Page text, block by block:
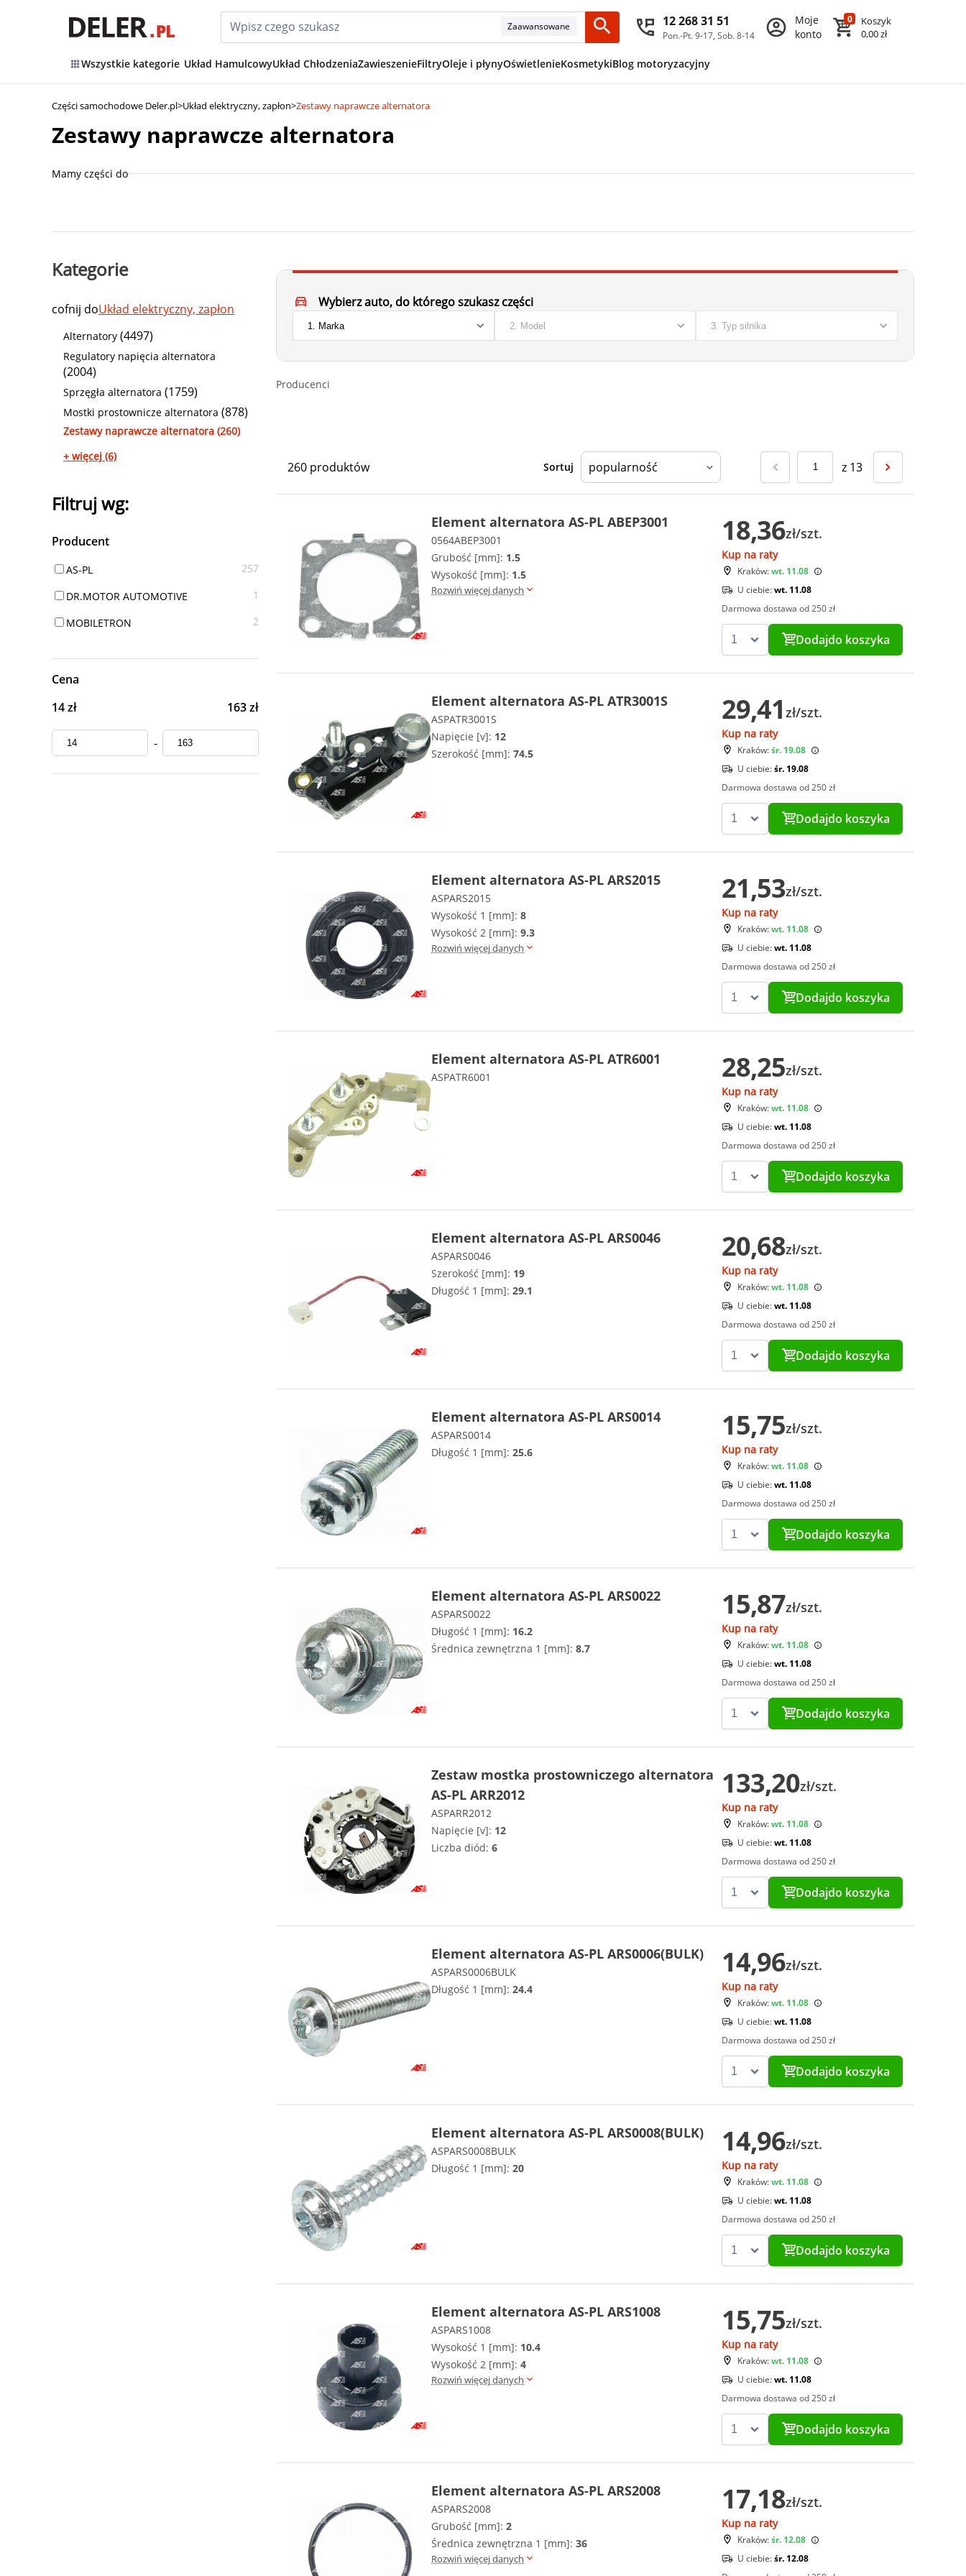
Zaawansowane 12 268 31 51
Pon.-Pt. 9-17, Sob. 8-14
Moje
konto
0
Koszyk
0,00 zł
Wszystkie kategorie Układ HamulcowyUkład ChłodzeniaZawieszenieFiltryOleje i płynyOświetlenieKosmetykiBlog motoryzacyjny
Części samochodowe Deler.pl>Układ elektryczny, zapłon>Zestawy naprawcze alternatora
Zestawy naprawcze alternatora
Mamy części do
Kategorie
cofnij doUkład elektryczny, zapłon
Alternatory (4497)
Regulatory napięcia alternatora
(2004)
Sprzęgła alternatora (1759)
Mostki prostownicze alternatora (878)
Zestawy naprawcze alternatora (260)
+ więcej (6)
Filtruj wg:
Producent
AS-PL 257
DR.MOTOR AUTOMOTIVE 1
MOBILETRON 2
Cena
14 zł
163 zł
-
Wybierz auto, do którego szukasz części
Producenci
260 produktów Sortuj z 13
Element alternatora AS-PL ABEP3001
0564ABEP3001
Grubość [mm]: 1.5
Wysokość [mm]: 1.5
Rozwiń więcej danych
18,36zł/szt.
Kup na raty
Kraków:wt. 11.08
U ciebie:wt. 11.08
Darmowa dostawa od 250 zł
Dodajdo koszyka
Element alternatora AS-PL ATR3001S
ASPATR3001S
Napięcie [v]: 12
Szerokość [mm]: 74.5
29,41 zł/szt.
Kup na raty
Kraków:śr. 19.08
U ciebie:śr. 19.08
Darmowa dostawa od 250 zł
Dodajdo koszyka
Element alternatora AS-PL ARS2015
ASPARS2015
Wysokość 1 [mm]: 8
Wysokość 2 [mm]: 9.3
Rozwiń więcej danych
21,53zł/szt.
Kup na raty
Kraków:wt. 11.08
U ciebie:wt. 11.08
Darmowa dostawa od 250 zł
Dodajdo koszyka
Element alternatora AS-PL ATR6001
ASPATR6001 28,25zł/szt.
Kup na raty
Kraków:wt. 11.08
U ciebie:wt. 11.08
Darmowa dostawa od 250 zł
Dodajdo koszyka
Element alternatora AS-PL ARS0046
ASPARS0046
Szerokość [mm]: 19
Długość 1 [mm]: 29.1
20,68zł/szt.
Kup na raty
Kraków:wt. 11.08
U ciebie:wt. 11.08
Darmowa dostawa od 250 zł
Dodajdo koszyka
Element alternatora AS-PL ARS0014
ASPARS0014
Długość 1 [mm]: 25.6
15,75zł/szt.
Kup na raty
Kraków:wt. 11.08
U ciebie:wt. 11.08
Darmowa dostawa od 250 zł
Dodajdo koszyka
Element alternatora AS-PL ARS0022
ASPARS0022
Długość 1 [mm]: 16.2
Średnica zewnętrzna 1 [mm]: 8.7
15,87zł/szt.
Kup na raty
Kraków:wt. 11.08
U ciebie:wt. 11.08
Darmowa dostawa od 250 zł
Dodajdo koszyka
Zestaw mostka prostowniczego alternatora
AS-PL ARR2012
ASPARR2012
Napięcie [v]: 12
Liczba diód: 6
133,20zł/szt.
Kup na raty
Kraków:wt. 11.08
U ciebie:wt. 11.08
Darmowa dostawa od 250 zł
Dodajdo koszyka
Element alternatora AS-PL ARS0006(BULK)
ASPARS0006BULK
Długość 1 [mm]: 24.4
14,96zł/szt.
Kup na raty
Kraków:wt. 11.08
U ciebie:wt. 11.08
Darmowa dostawa od 250 zł
Dodajdo koszyka
Element alternatora AS-PL ARS0008(BULK)
ASPARS0008BULK
Długość 1 [mm]: 20
14,96zł/szt.
Kup na raty
Kraków:wt. 11.08
U ciebie:wt. 11.08
Darmowa dostawa od 250 zł
Dodajdo koszyka
Element alternatora AS-PL ARS1008
ASPARS1008
Wysokość 1 [mm]: 10.4
Wysokość 2 [mm]: 4
Rozwiń więcej danych
15,75zł/szt.
Kup na raty
Kraków:wt. 11.08
U ciebie:wt. 11.08
Darmowa dostawa od 250 zł
Dodajdo koszyka
Element alternatora AS-PL ARS2008
ASPARS2008
Grubość [mm]: 2
Średnica zewnętrzna 1 [mm]: 36
Rozwiń więcej danych
17,18zł/szt.
Kup na raty
Kraków:śr. 12.08
U ciebie:śr. 12.08